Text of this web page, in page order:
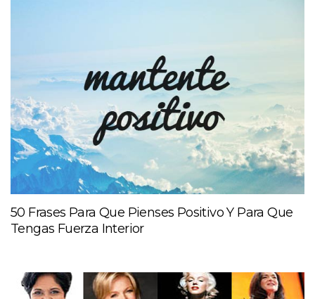
50 Frases Para Que Pienses Positivo Y Para Que
Tengas Fuerza Interior